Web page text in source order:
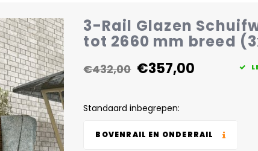
3-Rail Glazen
tot 2660 mm breed
€432,00 €357,00
Standaard inbegrepen:
BOVENRAIL EN ONDERRAIL